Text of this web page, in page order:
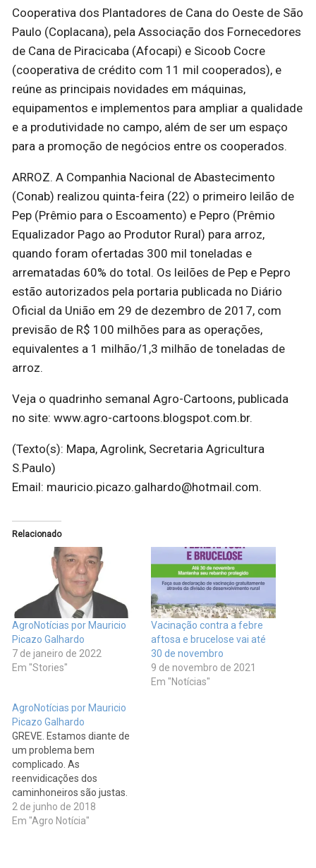
Cooperativa dos Plantadores de Cana do Oeste de São
Paulo (Coplacana), pela Associação dos Fornecedores
de Cana de Piracicaba (Afocapi) e Sicoob Cocre
(cooperativa de crédito com 11 mil cooperados), e
reúne as principais novidades em máquinas,
equipamentos e implementos para ampliar a qualidade
e a produtividade no campo, além de ser um espaço
para a promoção de negócios entre os cooperados.
ARROZ. A Companhia Nacional de Abastecimento
(Conab) realizou quinta-feira (22) o primeiro leilão de
Pep (Prêmio para o Escoamento) e Pepro (Prêmio
Equalizador Pago ao Produtor Rural) para arroz,
quando foram ofertadas 300 mil toneladas e
arrematadas 60% do total. Os leilões de Pep e Pepro
estão autorizados pela portaria publicada no Diário
Oficial da União em 29 de dezembro de 2017, com
previsão de R$ 100 milhões para as operações,
equivalentes a 1 milhão/1,3 milhão de toneladas de
arroz.
Veja o quadrinho semanal Agro-Cartoons, publicada
no site: www.agro-cartoons.blogspot.com.br.
(Texto(s): Mapa, Agrolink, Secretaria Agricultura
S.Paulo)
Email: mauricio.picazo.galhardo@hotmail.com.
Relacionado
AgroNotícias por Mauricio
Picazo Galhardo
7 de janeiro de 2022
Em "Stories"
Vacinação contra a febre
aftosa e brucelose vai até
30 de novembro
9 de novembro de 2021
Em "Notícias"
AgroNotícias por Mauricio
Picazo Galhardo
GREVE. Estamos diante de
um problema bem
complicado. As
reenvidicações dos
caminhoneiros são justas.
Vejamos: o caminhoneiro
recebe um frete de R$ 13,7
2 de junho de 2018
Em "Agro Notícia"